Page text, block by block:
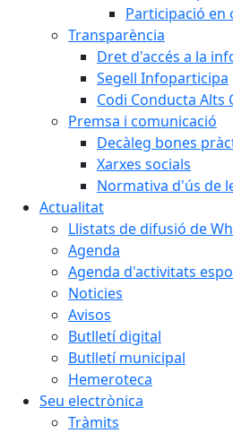
Participació en
Transparència
Dret d'accés a la
Segell Infoparticipa
Codi Conducta Alts
Premsa i comunicació
Decàleg bones
Xarxes socials
Normativa d'ús de
Actualitat
Llistats de difusió de
Agenda
Agenda d'activitats
Noticies
Avisos
Butlletí digital
Butlletí municipal
Hemeroteca
Seu electrònica
Tràmits